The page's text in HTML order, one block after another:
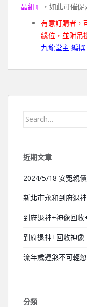
晶組』
，如此可催促
有意訂購者，
緣位，並附吊
九龍堂主 編撰
Search for:
近期文章
2024/5/18 安冤親
新北市永和到府退
到府退神+神像回
到府退神+回收神
流年歲運煞不可輕忽
分類